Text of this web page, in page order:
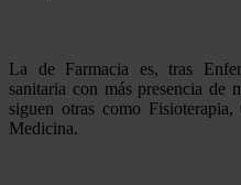
La de Farmacia es, tras
sanitaria con más presencia de
siguen otras como
Medicina.